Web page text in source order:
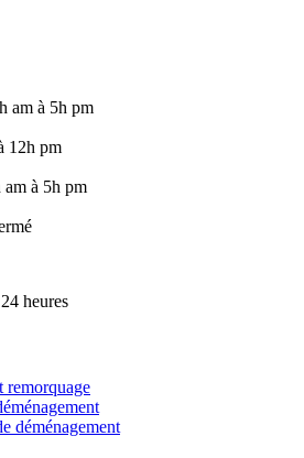
am à 5h pm
12h pm
am à 5h pm
heures
remorquage
déménagement